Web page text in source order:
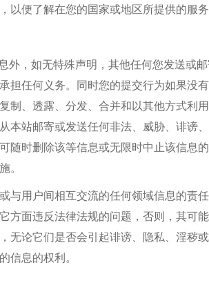
以便了解在您的国家或地区所提供的服务
外，如无特殊声明 ，其他任何您发送或
担任何义务。同时您的提交行为如果没
制、透露、分发、合并和以其他方式利
本站邮寄或发送任何非法、威胁、诽谤
随时删除该等信息或无限时中止该信息
。
与用户间相互交流的任何领域信息的责
方面违反法律法规的问题 ，否则， 其可
无论它们是否会引起诽谤、隐私、淫秽或
信息的权利。